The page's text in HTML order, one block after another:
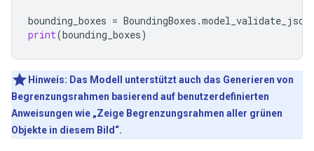
bounding_boxes = BoundingBoxes .model_validate_json
print(bounding_boxes)
Hinweis: Das Modell unterstützt auch das Generieren von
Begrenzungsrahmen basierend auf benutzerdefinierten
Anweisungen wie „Zeige Begrenzungsrahmen aller grünen
Objekte in diesem Bild“.